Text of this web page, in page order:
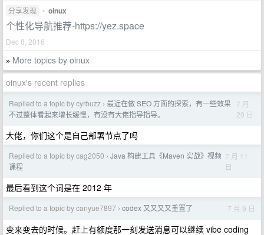
分享发现 • oinux
个性化导航推荐-https://yez.space
Dec 8, 2016
» More topics by oinux
oinux's recent replies
Replied to a topic by cyrbuzz › 最近在做 SEO 方面的探索，有一些效果
不过整体看起来增长缓慢，有没有大佬指导指导。
7 月
20 日
大佬，你们这个是自己部署节点了吗
Replied to a topic by cag2050 › Java 构建工具《Maven 实战》视频
课程
7 月 11
日
最后看到这个词是在 2012 年
Replied to a topic by canyue7897 › codex 又又又又重置了 7 月 9 日
变来变去的时候。赶上有额度那一刻发送消息可以继续 vibe coding